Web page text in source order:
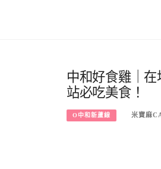
中和好食雞｜
站必吃美食！
O中和新蘆線 米寶麻